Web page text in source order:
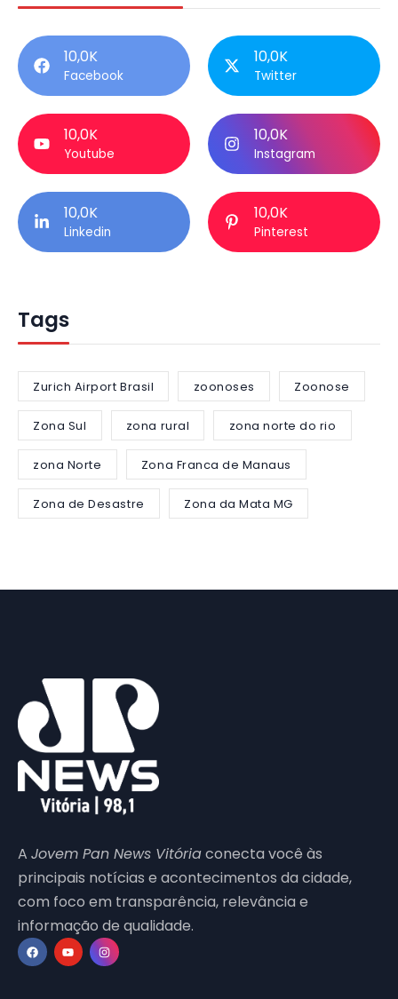
10,0K
Facebook
10,0K
Twitter
10,0K
Youtube
10,0K
Instagram
10,0K
Linkedin
10,0K
Pinterest
Tags
Zurich Airport Brasil zoonoses Zoonose
Zona Sul zona rural zona norte do rio
zona Norte Zona Franca de Manaus
Zona de Desastre Zona da Mata MG
A Jovem Pan News Vitóriaconecta você às
principais notícias e acontecimentos da cidade,
com foco em transparência, relevância e
informação de qualidade.